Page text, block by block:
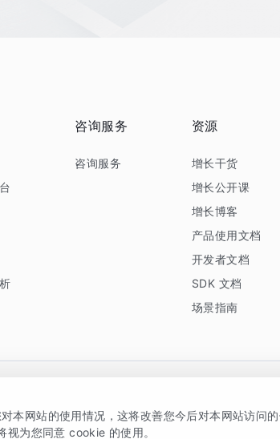
咨询服务
咨询服务
资源
增长干货
增长公开课
增长博客
产品使用文档
开发者文档
SDK 文档
场景指南
相关说明 京ICP备15038330号
本网站的使用情况，这将改善您今后对本网站访问
视为您同意 cookie 的使用。